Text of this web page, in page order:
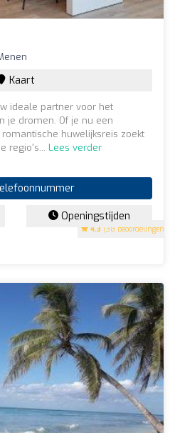
4.3 (38 beoordelingen)
Kaart
ideale partner voor het
je dromen. Of je nu een
huwelijksreis zoekt
regio's... Lees verder
Openingstijden